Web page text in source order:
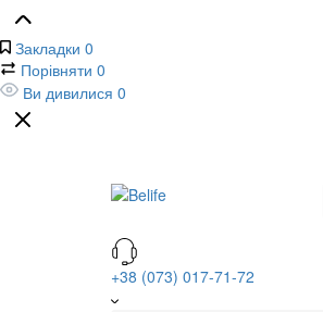
Закладки 0
Порівняти 0
Ви дивилися 0
+38 (073) 017-71-72